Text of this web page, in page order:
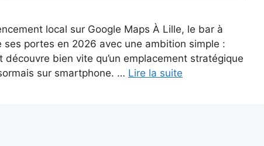
local sur Google Maps À Lille, le bar à
ses portes en 2026 avec une ambition simple :
bien vite qu’un emplacement stratégique
sur smartphone. … Lire la suite